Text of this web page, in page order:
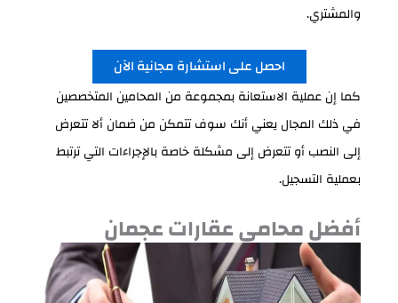
والمشتري.
احصل على استشارة مجانية الآن
كما إن عملية الاستعانة بمجموعة من المحامين المتخصصين
في ذلك المجال يعني أنك سوف تتمكن من ضمان ألا تتعرض
إلى النصب أو تتعرض إلى مشكلة خاصة بالإجراءات التي ترتبط
بعملية التسجيل.
أفضل محامي عقارات عجمان